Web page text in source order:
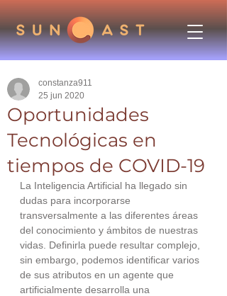
Oportunidades
Tecnológicas en
tiempos de COVID-19
constanza911
25 jun 2020
La Inteligencia Artificial ha llegado sin
dudas para incorporarse
transversalmente a las diferentes áreas
del conocimiento y ámbitos de nuestras
vidas. Definirla puede resultar complejo,
sin embargo, podemos identificar varios
de sus atributos en un agente que
artificialmente desarrolla una